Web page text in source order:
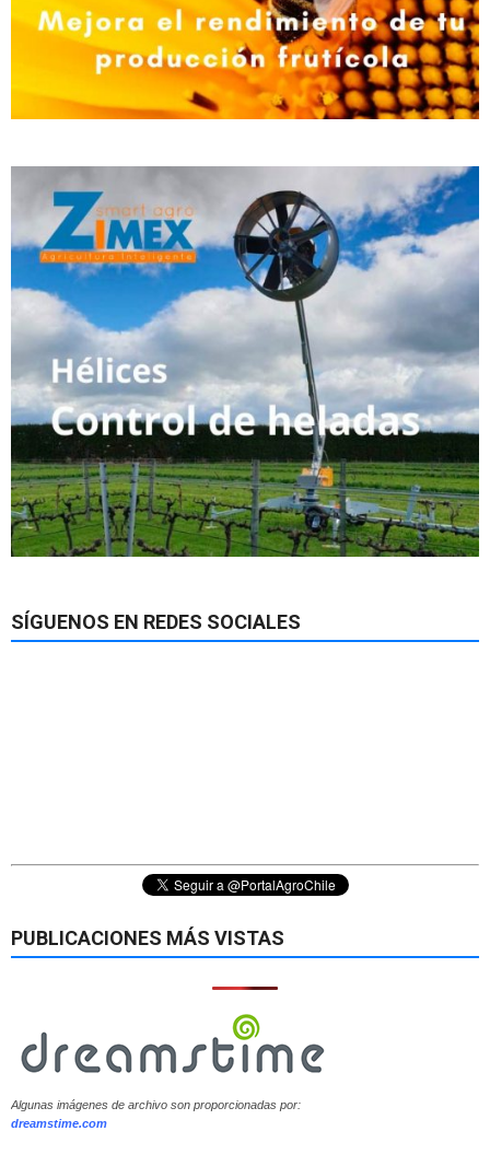
SÍGUENOS EN REDES SOCIALES
PUBLICACIONES MÁS VISTAS
Algunas imágenes de archivo son proporcionadas por:
dreamstime.com